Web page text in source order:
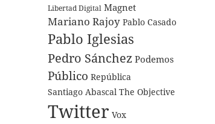
Libertad Digital Magnet
Mariano Rajoy Pablo Casado
Pablo Iglesias
Pedro Sánchez Podemos
Público República
Santiago Abascal The Objective
Twitter Vox